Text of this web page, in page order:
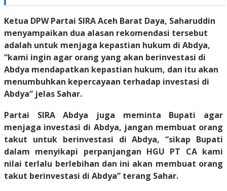
Ketua DPW Partai SIRA Aceh Barat Daya, Saharuddin
menyampaikan dua alasan rekomendasi tersebut
adalah untuk menjaga kepastian hukum di Abdya,
“kami ingin agar orang yang akan berinvestasi di
Abdya mendapatkan kepastian hukum, dan itu akan
menumbuhkan kepercayaan terhadap investasi di
Abdya” jelas Sahar.
Partai SIRA Abdya juga meminta Bupati agar
menjaga investasi di Abdya, jangan membuat orang
takut untuk berinvestasi di Abdya, “sikap Bupati
dalam menyikapi perpanjangan HGU PT CA kami
nilai terlalu berlebihan dan ini akan membuat orang
takut berinvestasi di Abdya” terang Sahar.